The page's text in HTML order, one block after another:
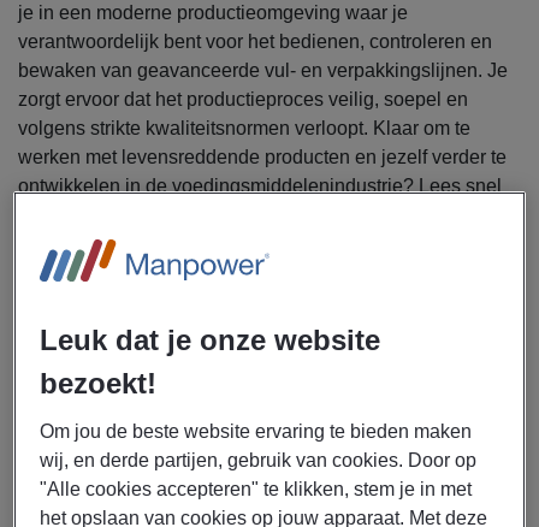
je in een moderne productieomgeving waar je
verantwoordelijk bent voor het bedienen, controleren en
bewaken van geavanceerde vul- en verpakkingslijnen. Je
zorgt ervoor dat het productieproces veilig, soepel en
volgens strikte kwaliteitsnormen verloopt. Klaar om te
werken met levensreddende producten en jezelf verder te
ontwikkelen in de voedingsmiddelenindustrie? Lees snel
Uitzendbureau Manpower zoekt eenprocesoperator
Als packing operator ga jij je bezighouden met de
volgende werkzaamheden:
verpakkingssystemen
Uitvoeren van kwaliteitscontroles (IPC),
monstername en registratie van data
Leuk dat je onze website
bezoekt!
Om jou de beste website ervaring te bieden maken
wij, en derde partijen, gebruik van cookies. Door op
"Alle cookies accepteren" te klikken, stem je in met
het opslaan van cookies op jouw apparaat. Met deze